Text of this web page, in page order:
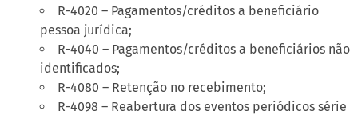
R-4020 – Pagamentos/créditos a beneficiário
pessoa jurídica;
R-4040 – Pagamentos/créditos a beneficiários não
identificados;
R-4080 – Retenção no recebimento;
R-4098 – Reabertura dos eventos periódicos série